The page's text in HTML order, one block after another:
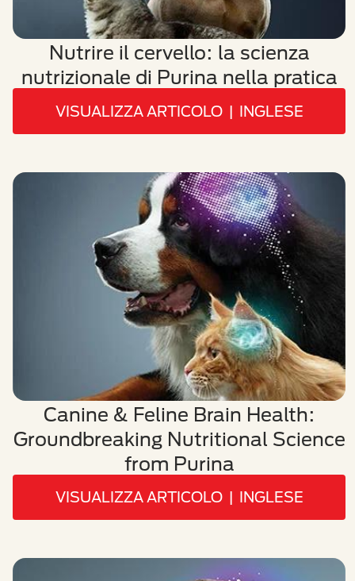
Nutrire il cervello: la scienza
nutrizionale di Purina nella pratica
VISUALIZZA ARTICOLO | INGLESE
Canine & Feline Brain Health:
Groundbreaking Nutritional Science
from Purina
VISUALIZZA ARTICOLO | INGLESE